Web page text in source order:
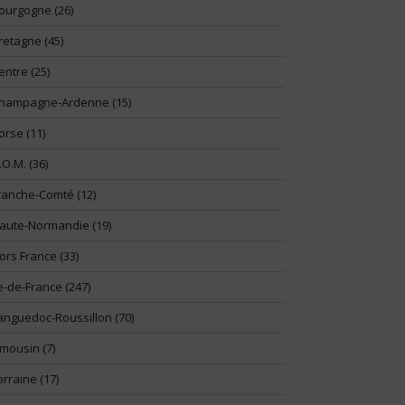
(26)
(45)
(25)
Ardenne (15)
(11)
(36)
Comté (12)
Normandie (19)
France (33)
de-France (247)
Roussillon (70)
(7)
(17)